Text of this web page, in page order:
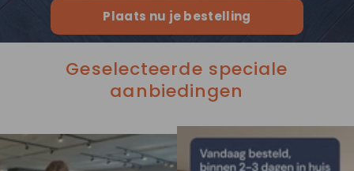
Plaats nu je bestelling
Geselecteerde speciale
aanbiedingen